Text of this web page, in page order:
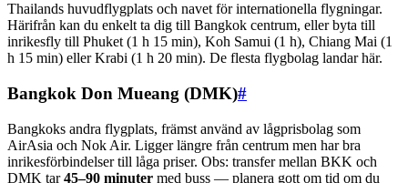
Thailands huvudflygplats och navet för internationella flygningar.
Härifrån kan du enkelt ta dig till Bangkok centrum, eller byta till
inrikesfly till Phuket (1 h 15 min), Koh Samui (1 h), Chiang Mai (1
h 15 min) eller Krabi (1 h 20 min). De flesta flygbolag landar här.
Bangkok Don Mueang (DMK)#
Bangkoks andra flygplats, främst använd av lågprisbolag som
AirAsia och Nok Air. Ligger längre från centrum men har bra
inrikesförbindelser till låga priser. Obs: transfer mellan BKK och
DMK tar45–90 minuter med buss — planera gott om tid om du